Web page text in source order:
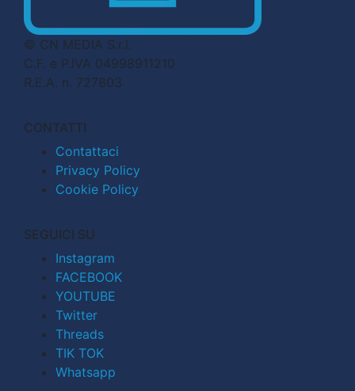
© CN MEDIA S.r.l.
C.F. e P.IVA 04998911210
R.E.A. n. 727803
CONTATTI
Contattaci
Privacy Policy
Cookie Policy
SEGUICI SU
Instagram
FACEBOOK
YOUTUBE
Twitter
Threads
TIK TOK
Whatsapp